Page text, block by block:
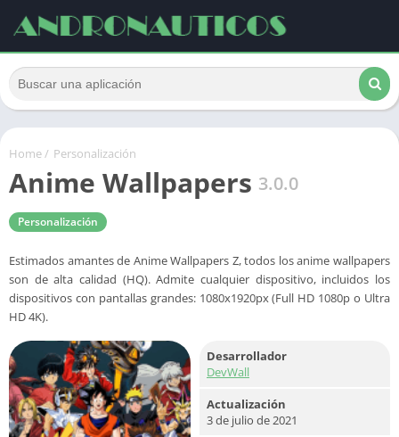
Home/ Personalización
Anime Wallpapers 3.0.0
Personalización
Estimados amantes de Anime Wallpapers Z, todos los anime wallpapers
son de alta calidad (HQ). Admite cualquier dispositivo, incluidos los
dispositivos con pantallas grandes: 1080x1920px (Full HD 1080p o Ultra
HD 4K).
Desarrollador
DevWall
Actualización
3 de julio de 2021